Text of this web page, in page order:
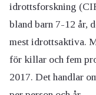
idrottsforskning
bland barn 7-12 år,
mest idrottsaktiva.
för killar och fem
2017. Det handlar